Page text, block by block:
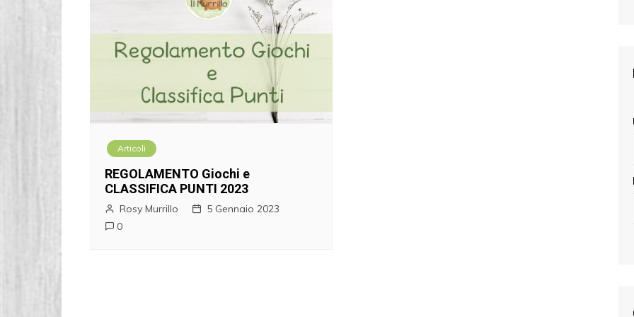
Articoli
REGOLAMENTO Giochi e
CLASSIFICA PUNTI 2023
Rosy Murrillo
5 Gennaio 2023
0